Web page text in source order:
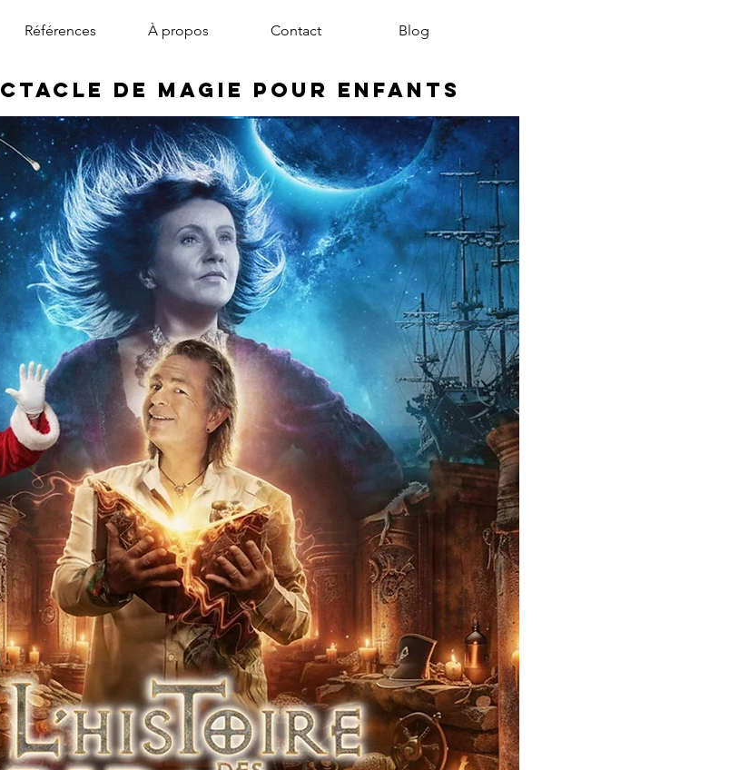
Références À propos Contact Blog
de Magie pour enfants
arbre de noël